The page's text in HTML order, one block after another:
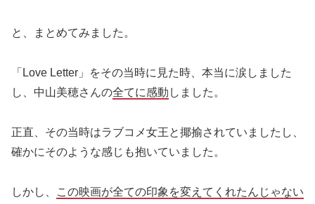
と、まとめてみました。
「Love Letter」をその当時に見た時、本当に涙しました
し、中山美穂さんの全てに感動 しました。
正直、その当時はラブコメ女王と揶揄されていましたし、
確かにそのような感じも抱いていました。
しかし、
この映画が全ての印象を変えてくれたんじゃない